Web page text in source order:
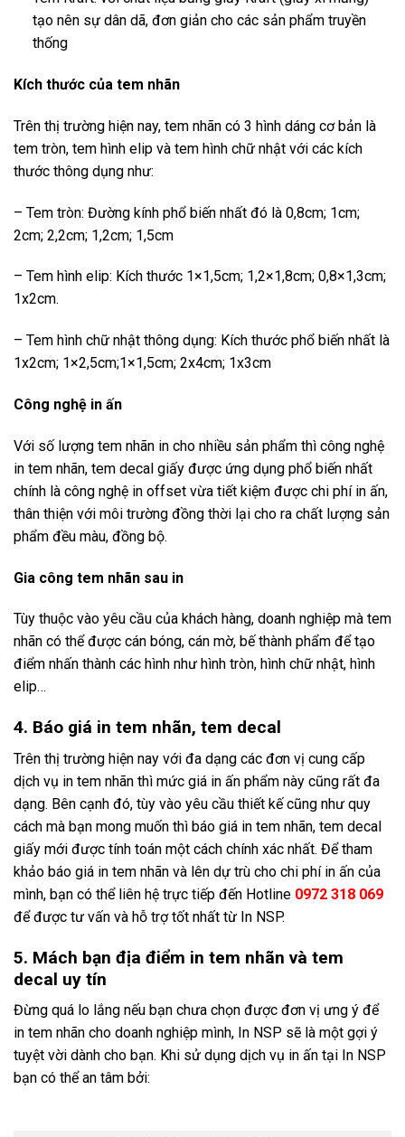
tạo nên sự dân dã, đơn giản cho các sản phẩm truyền
thống
Kích thước của tem nhãn
Trên thị trường hiện nay, tem nhãn có 3 hình dáng cơ bản là
tem tròn, tem hình elip và tem hình chữ nhật với các kích
thước thông dụng như:
– Tem tròn: Đường kính phổ biến nhất đó là 0,8cm; 1cm;
2cm; 2,2cm; 1,2cm; 1,5cm
– Tem hình elip: Kích thước 1×1,5cm; 1,2×1,8cm; 0,8×1,3cm;
1x2cm.
– Tem hình chữ nhật thông dụng: Kích thước phổ biến nhất là
1x2cm; 1×2,5cm;1×1,5cm; 2x4cm; 1x3cm
Công nghệ in ấn
Với số lượng tem nhãn in cho nhiều sản phẩm thì công nghệ
in tem nhãn, tem decal giấy được ứng dụng phổ biến nhất
chính là công nghệ in offset vừa tiết kiệm được chi phí in ấn,
thân thiện với môi trường đồng thời lại cho ra chất lượng sản
phẩm đều màu, đồng bộ.
Gia công tem nhãn sau in
Tùy thuộc vào yêu cầu của khách hàng, doanh nghiệp mà tem
nhãn có thể được cán bóng, cán mờ, bế thành phẩm để tạo
điểm nhấn thành các hình như hình tròn, hình chữ nhật, hình
elip…
4. Báo giá in tem nhãn, tem decal
Trên thị trường hiện nay với đa dạng các đơn vị cung cấp
dịch vụ in tem nhãn thì mức giá in ấn phẩm này cũng rất đa
dạng. Bên cạnh đó, tùy vào yêu cầu thiết kế cũng như quy
cách mà bạn mong muốn thì báo giá in tem nhãn, tem decal
giấy mới được tính toán một cách chính xác nhất. Để tham
khảo báo giá in tem nhãn và lên dự trù cho chi phí in ấn của
mình, bạn có thể liên hệ trực tiếp đến Hotline 0972 318 069
để được tư vấn và hỗ trợ tốt nhất từ In NSP.
5. Mách bạn địa điểm in tem nhãn và tem
decal uy tín
Đừng quá lo lắng nếu bạn chưa chọn được đơn vị ưng ý để
in tem nhãn cho doanh nghiệp mình, In NSP sẽ là một gợi ý
tuyệt vời dành cho bạn. Khi sử dụng dịch vụ in ấn tại In NSP
bạn có thể an tâm bởi: